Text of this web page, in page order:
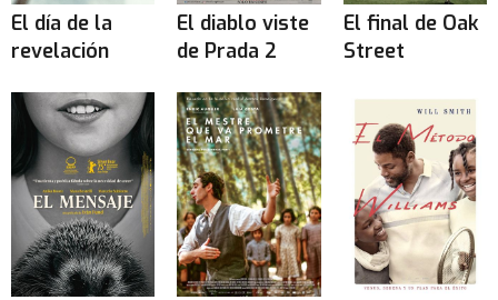
El día de la
revelación
El diablo viste
de Prada 2
El final de Oak
Street